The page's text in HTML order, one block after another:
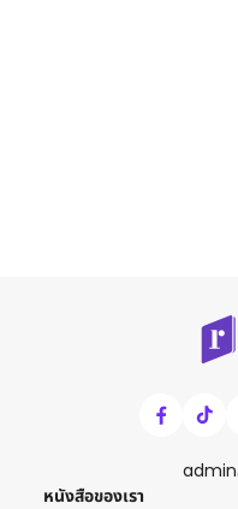
หนังสือของเรา